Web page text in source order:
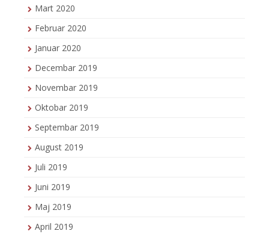
Mart 2020
Februar 2020
Januar 2020
Decembar 2019
Novembar 2019
Oktobar 2019
Septembar 2019
August 2019
Juli 2019
Juni 2019
Maj 2019
April 2019